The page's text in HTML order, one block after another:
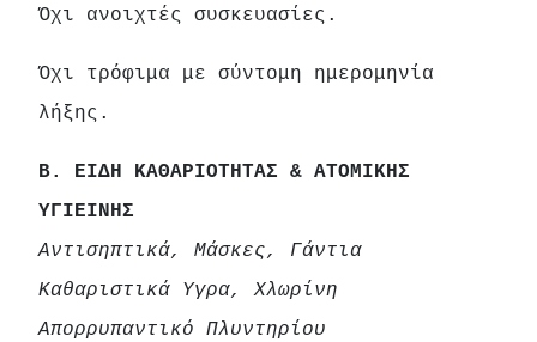
Όχι ανοιχτές συσκευασίες.
Όχι τρόφιμα με σύντομη ημερομηνία
λήξης.
Β. ΕΙΔΗ ΚΑΘΑΡΙΟΤΗΤΑΣ & ΑΤΟΜΙΚΗΣ
ΥΓΙΕΙΝΗΣ
Αντισηπτικά, Μάσκες, Γάντια
Καθαριστικά Υγρα, Χλωρίνη
Απορρυπαντικό Πλυντηρίου